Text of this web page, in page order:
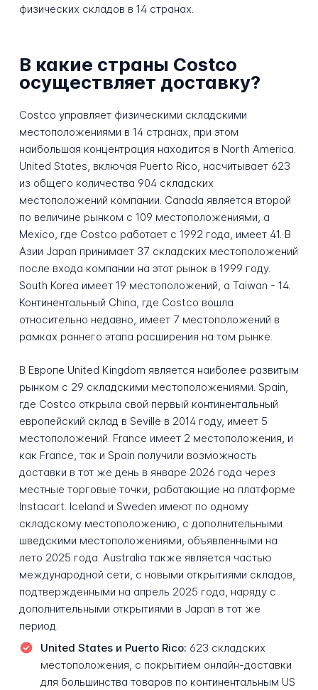
физических складов в 14 странах.
В какие страны Costco
осуществляет доставку?
Costco управляет физическими складскими
местоположениями в 14 странах, при этом
наибольшая концентрация находится в North America.
United States, включая Puerto Rico, насчитывает 623
из общего количества 904 складских
местоположений компании. Canada является второй
по величине рынком с 109 местоположениями, а
Mexico, где Costco работает с 1992 года, имеет 41. В
Азии Japan принимает 37 складских местоположений
после входа компании на этот рынок в 1999 году.
South Korea имеет 19 местоположений, а Taiwan - 14.
Континентальный China, где Costco вошла
относительно недавно, имеет 7 местоположений в
рамках раннего этапа расширения на том рынке.
В Европе United Kingdom является наиболее развитым
рынком с 29 складскими местоположениями. Spain,
где Costco открыла свой первый континентальный
европейский склад в Seville в 2014 году, имеет 5
местоположений. France имеет 2 местоположения, и
как France, так и Spain получили возможность
доставки в тот же день в январе 2026 года через
местные торговые точки, работающие на платформе
Instacart. Iceland и Sweden имеют по одному
складскому местоположению, с дополнительными
шведскими местоположениями, объявленными на
лето 2025 года. Australia также является частью
международной сети, с новыми открытиями складов,
подтвержденными на апрель 2025 года, наряду с
дополнительными открытиями в Japan в тот же
период.
United States и Puerto Rico: 623 складских
местоположения, с покрытием онлайн-доставки
для большинства товаров по континентальным US